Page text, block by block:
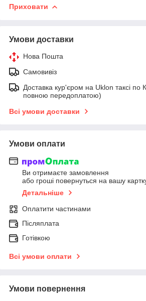
Приховати
Умови доставки
Нова Пошта
Самовивіз
Доставка кур'єром на Uklon таксі по
повною передоплатою)
Всі умови доставки
Умови оплати
Ви отримаєте замовлення
або гроші повернуться на вашу
Детальніше
Оплатити частинами
Післяплата
Готівкою
Всі умови оплати
Умови повернення